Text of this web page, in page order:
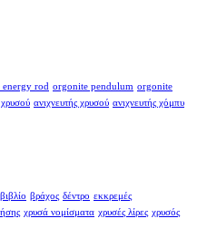
rod orgonite pendulum orgonite
χρυσού ανιχνευτής χρυσού ανιχνευτής χόμπυ
βιβλίο βράχος δέντρο εκκρεμές
χρυσά νομίσματα χρυσές λίρες χρυσός